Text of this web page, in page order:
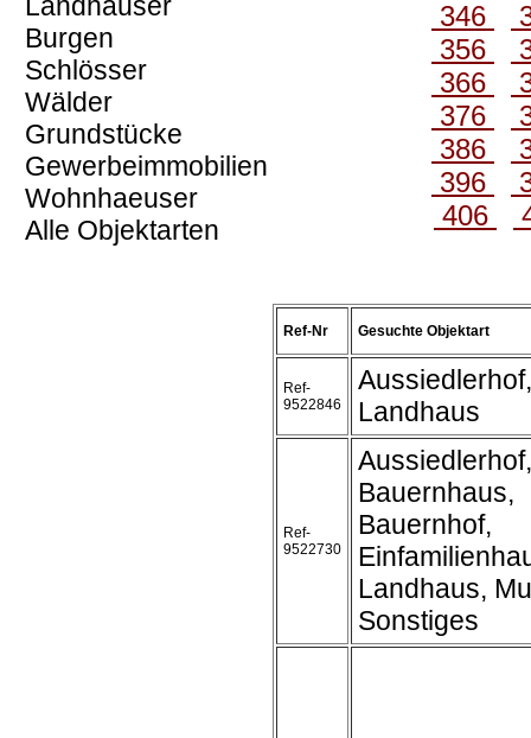
Burgen
Schlösser
Wälder
Grundstücke
Gewerbeimmobilien
Wohnhaeuser
Alle Objektarten
346
356
366
376
386
396
406
Ref-Nr Gesuchte Objektart
Ref-
9522846
Aussiedlerhof,
Landhaus
Ref-
9522730
Aussiedlerhof,
Bauernhaus,
Bauernhof,
Landhaus,
Sonstiges